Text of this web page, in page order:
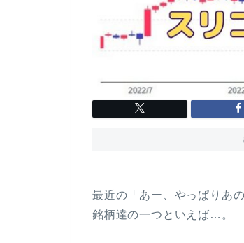
最近の「あー、やっぱりあ
銘柄達の一つといえば…。